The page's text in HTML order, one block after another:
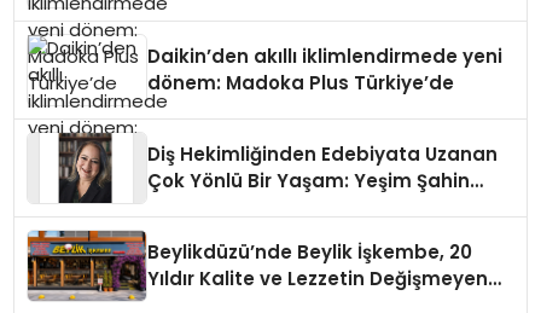
Daikin’den akıllı iklimlendirmede yeni
dönem: Madoka Plus Türkiye’de
Diş Hekimliğinden Edebiyata Uzanan
Çok Yönlü Bir Yaşam: Yeşim Şahin
Beylikdüzü’nde Beylik İşkembe, 20
Yıldır Kalite ve Lezzetin Değişmeyen